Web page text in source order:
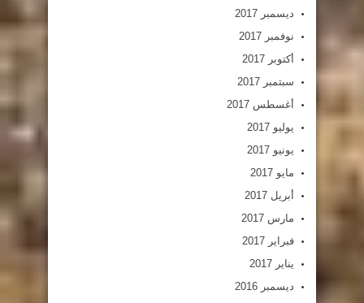
ديسمبر 2017
نوفمبر 2017
أكتوبر 2017
سبتمبر 2017
أغسطس 2017
يوليو 2017
يونيو 2017
مايو 2017
أبريل 2017
مارس 2017
فبراير 2017
يناير 2017
ديسمبر 2016